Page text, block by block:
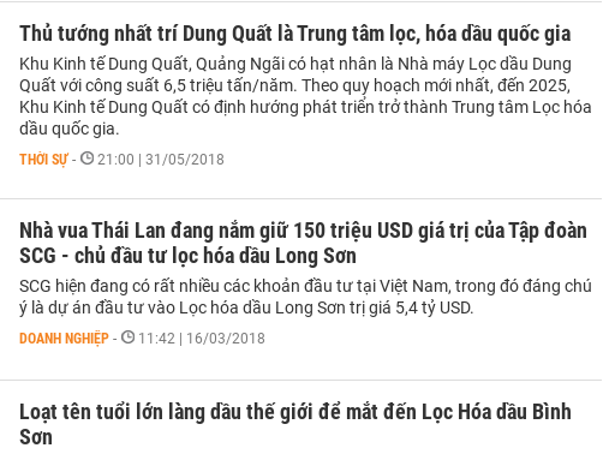
Thủ tướng nhất trí Dung Quất là Trung tâm lọc, hóa dầu quốc gia
Khu Kinh tế Dung Quất, Quảng Ngãi có hạt nhân là Nhà máy Lọc dầu Dung
Quất với công suất 6,5 triệu tấn/năm. Theo quy hoạch mới nhất, đến 2025,
Khu Kinh tế Dung Quất có định hướng phát triển trở thành Trung tâm Lọc hóa
dầu quốc gia.
THỜI SỰ - 21:00 | 31/05/2018
Nhà vua Thái Lan đang nắm giữ 150 triệu USD giá trị của Tập đoàn
SCG - chủ đầu tư lọc hóa dầu Long Sơn
SCG hiện đang có rất nhiều các khoản đầu tư tại Việt Nam, trong đó đáng chú
ý là dự án đầu tư vào Lọc hóa dầu Long Sơn trị giá 5,4 tỷ USD.
DOANH NGHIỆP - 11:42 | 16/03/2018
Loạt tên tuổi lớn làng dầu thế giới để mắt đến Lọc Hóa dầu Bình
Sơn